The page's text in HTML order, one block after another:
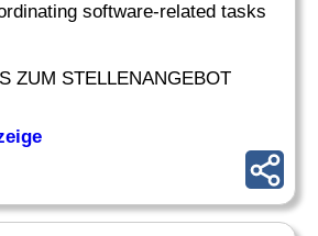
software-related tasks
ZUM STELLENANGEBOT